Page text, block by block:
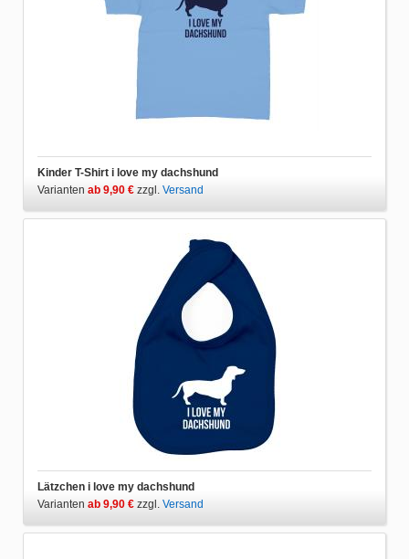
Kinder T-Shirt i love my dachshund
Varianten ab 9,90 € zzgl. Versand
Lätzchen i love my dachshund
Varianten ab 9,90 € zzgl. Versand